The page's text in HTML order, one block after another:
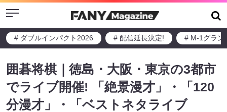
Menu
# ダブルインパクト2026 # 配信延長決定! # M-1グラン
囲碁将棋｜徳島・大阪・東京の3都市
でライブ開催! 「絶景漫才」・「120
分漫才」・「ベストネタライブ